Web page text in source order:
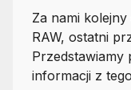
Za nami
RAW, ostatni
Przedstawiamy
informacji z